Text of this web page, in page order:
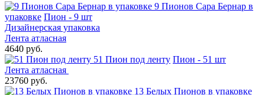
9 Пионов Сара Бернар в
упаковке Пион - 9 шт
Дизайнерская упаковка
Лента атласная
4640 руб.
51 Пион под ленту Пион - 51 шт
Лента атласная
23760 руб.
13 Белых Пионов в упаковке